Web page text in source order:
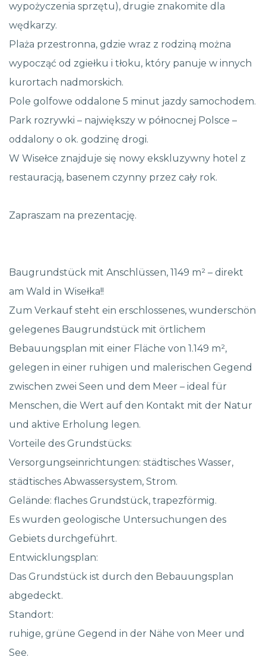
wypożyczenia sprzętu), drugie znakomite dla
wędkarzy.
Plaża przestronna, gdzie wraz z rodziną można
wypocząć od zgiełku i tłoku, który panuje w innych
kurortach nadmorskich.
Pole golfowe oddalone 5 minut jazdy samochodem.
Park rozrywki – największy w północnej Polsce –
oddalony o ok. godzinę drogi.
W Wisełce znajduje się nowy ekskluzywny hotel z
restauracją, basenem czynny przez cały rok.
Zapraszam na prezentację.
Baugrundstück mit Anschlüssen, 1149 m² – direkt
am Wald in Wisełka!!
Zum Verkauf steht ein erschlossenes, wunderschön
gelegenes Baugrundstück mit örtlichem
Bebauungsplan mit einer Fläche von 1.149 m²,
gelegen in einer ruhigen und malerischen Gegend
zwischen zwei Seen und dem Meer – ideal für
Menschen, die Wert auf den Kontakt mit der Natur
und aktive Erholung legen.
Vorteile des Grundstücks:
Versorgungseinrichtungen: städtisches Wasser,
städtisches Abwassersystem, Strom.
Gelände: flaches Grundstück, trapezförmig.
Es wurden geologische Untersuchungen des
Gebiets durchgeführt.
Entwicklungsplan:
Das Grundstück ist durch den Bebauungsplan
abgedeckt.
Standort:
ruhige, grüne Gegend in der Nähe von Meer und
See.